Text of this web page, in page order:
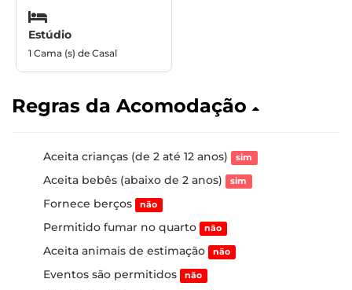
Estúdio
1 Cama (s) de Casal
Regras da Acomodação
Aceita crianças (de 2 até 12 anos) sim
Aceita bebês (abaixo de 2 anos) sim
Fornece berços não
Permitido fumar no quarto não
Aceita animais de estimação não
Eventos são permitidos não